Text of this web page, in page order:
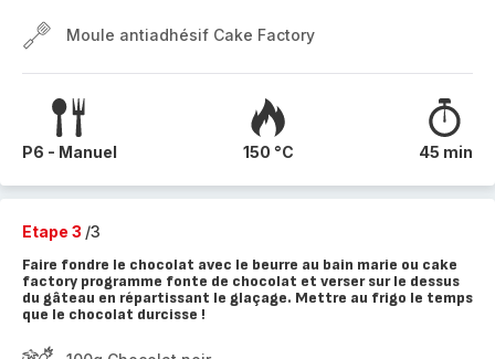
Moule antiadhésif Cake Factory
P6 - Manuel 150 °C 45 min
Etape 3 /3
Faire fondre le chocolat avec le beurre au bain marie ou cake
factory programme fonte de chocolat et verser sur le dessus
du gâteau en répartissant le glaçage. Mettre au frigo le temps
que le chocolat durcisse !